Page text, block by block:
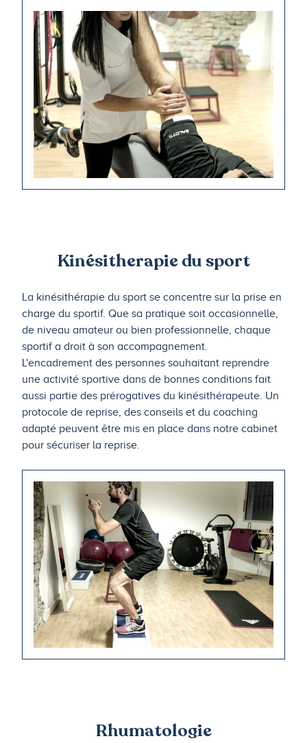
Kinésitherapie du sport
La kinésithérapie du sport se concentre sur la prise en
charge du sportif. Que sa pratique soit occasionnelle,
de niveau amateur ou bien professionnelle, chaque
sportif a droit à son accompagnement.
L'encadrement des personnes souhaitant reprendre
une activité sportive dans de bonnes conditions fait
aussi partie des prérogatives du kinésithérapeute. Un
protocole de reprise, des conseils et du coaching
adapté peuvent être mis en place dans notre cabinet
pour sécuriser la reprise.
Rhumatologie